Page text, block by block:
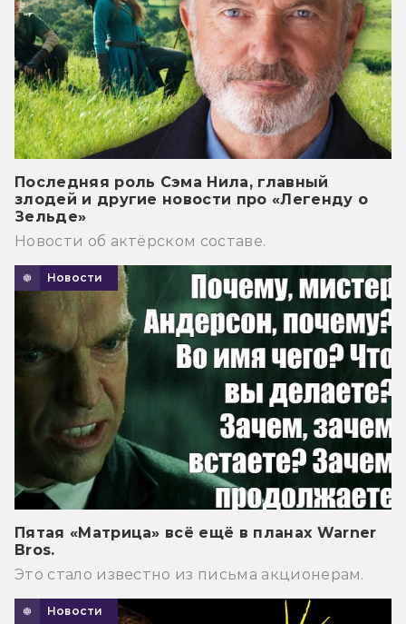
Последняя роль Сэма Нила, главный
злодей и другие новости про «Легенду о
Зельде»
Новости об актёрском составе.
Новости
Пятая «Матрица» всё ещё в планах Warner
Bros.
Это стало известно из письма акционерам.
Новости